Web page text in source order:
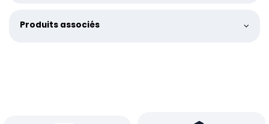
Produits associés